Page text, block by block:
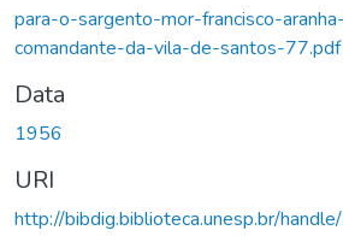
para-o-sargento-mor-francisco-
comandante-da-vila-de-santos-77.pdf
Data
1956
URI
http://bibdig.biblioteca.unesp.br/